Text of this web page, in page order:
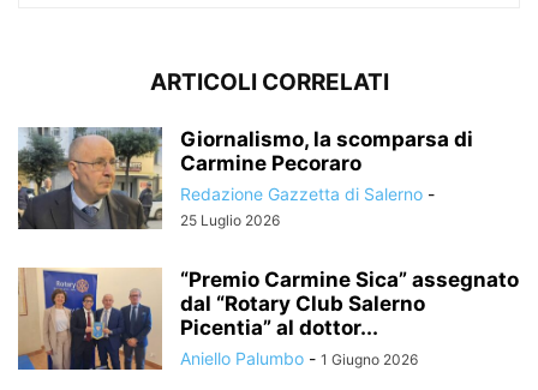
ARTICOLI CORRELATI
Giornalismo, la scomparsa di
Carmine Pecoraro
Redazione Gazzetta di Salerno -
25 Luglio 2026
“Premio Carmine Sica” assegnato
dal “Rotary Club Salerno
Picentia” al dottor...
Aniello Palumbo - 1 Giugno 2026